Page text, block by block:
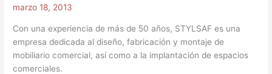
marzo 18, 2013
Con una experiencia de más de 50 años, STYLSAF es una
empresa dedicada al diseño, fabricación y montaje de
mobiliario comercial, así como a la implantación de espacios
comerciales.